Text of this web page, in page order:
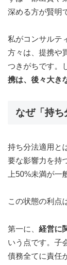
深める方が賢明
私がコンサルテ
方々は、提携や
つきがちです。
携は、後々大き
なぜ「持
持ち分法適用と
要な影響力を持
上50%未満が一
この状態の利点
第一に、 経営に
いう点です。子
債務全てに責任